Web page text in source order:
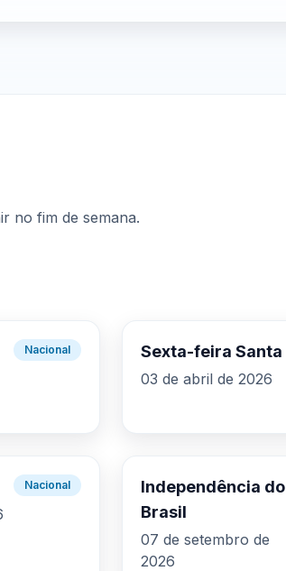
no fim de semana.
Nacional Sexta-feira Santa
03 de abril de 2026
Nacional
Independência do
Brasil
07 de setembro de
2026